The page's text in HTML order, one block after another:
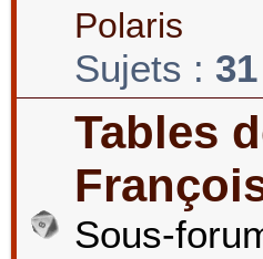
Polaris
Sujets : 31
Tables
Sous-